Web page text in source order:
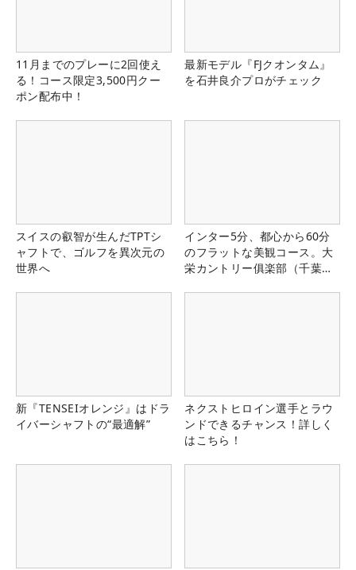
11月までのプレーに2回使え
る！コース限定3,500円クー
ポン配布中！
最新モデル『FJクオンタム』
を石井良介プロがチェック
スイスの叡智が生んだTPTシ
ャフトで、ゴルフを異次元の
世界へ
インター5分、都心から60分
のフラットな美観コース。大
栄カントリー俱楽部（千葉
新『TENSEIオレンジ』はドラ
イバーシャフトの“最適解”
ネクストヒロイン選手とラウ
ンドできるチャンス！詳しく
はこちら！